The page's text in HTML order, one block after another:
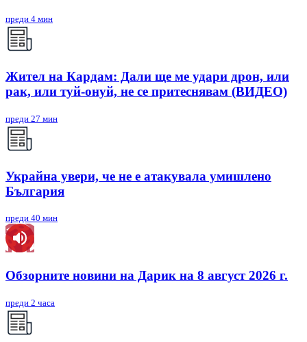
преди 4 мин
Жител на Кардам: Дали ще ме удари дрон, или
рак, или туй-онуй, не се притеснявам (ВИДЕО)
преди 27 мин
Украйна увери, че не е атакувала умишлено
България
преди 40 мин
Обзорните новини на Дарик на 8 август 2026 г.
преди 2 часа